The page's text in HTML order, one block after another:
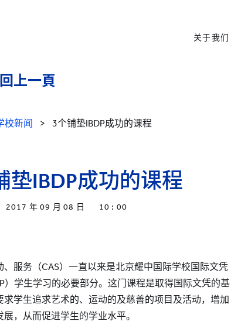
关于我们
上一頁
校新闻 > 3个铺垫IBDP成功的课程
垫IBDP成功的课程
2017 年 09 月 08 日 10 : 00
、服务（CAS）一直以来是北京耀中国际学校国际文凭
）学生学习的必要部分。这门课程是取得国际文凭的基
求学生追求艺术的、运动的及慈善的项目及活动，增加
展，从而促进学生的学业水平。